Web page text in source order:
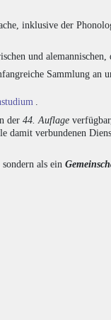
inklusive der
und alemannischen,
Sammlung an
der 44. Auflage
damit verbundenen
als ein